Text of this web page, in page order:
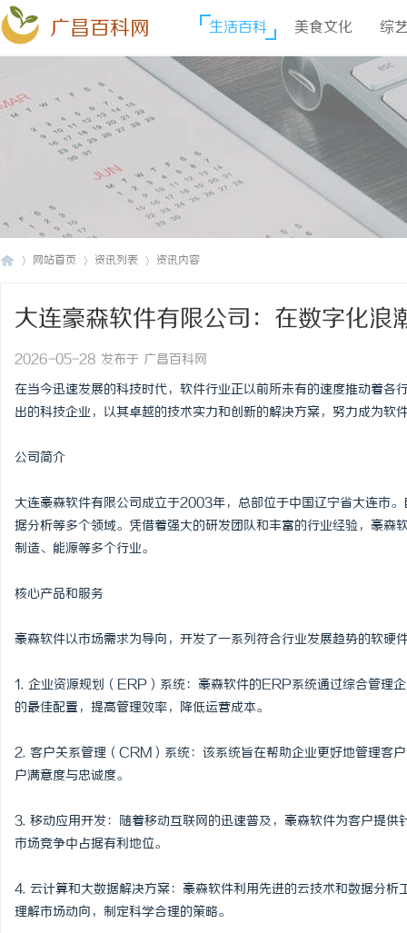
广昌百科网 生活百科 美食文化 综
网站首页 资讯列表 资讯内容
大连豪森软件有限公司：在数字化浪
2026-05-28 发布于 广昌百科网
在当今迅速发展的科技时代，软件行业正以前所未有的速度推动着各
出的科技企业，以其卓越的技术实力和创新的解决方案，努力成为软
公司简介
大连豪森软件有限公司成立于2003年，总部位于中国辽宁省大连市
据分析等多个领域。凭借着强大的研发团队和丰富的行业经验，豪
制造、能源等多个行业。
核心产品和服务
豪森软件以市场需求为导向，开发了一系列符合行业发展趋势的软硬
1. 企业资源规划（ERP）系统：豪森软件的ERP系统通过综合管理
的最佳配置，提高管理效率，降低运营成本。
2. 客户关系管理（CRM）系统：该系统旨在帮助企业更好地管理客
户满意度与忠诚度。
3. 移动应用开发：随着移动互联网的迅速普及，豪森软件为客户提
市场竞争中占据有利地位。
4. 云计算和大数据解决方案：豪森软件利用先进的云技术和数据分
理解市场动向，制定科学合理的策略。